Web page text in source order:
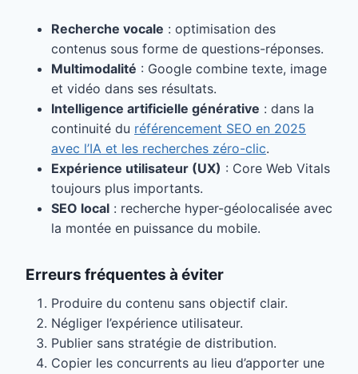
Recherche vocale : optimisation des
contenus sous forme de questions-réponses.
Multimodalité : Google combine texte, image
et vidéo dans ses résultats.
Intelligence artificielle générative : dans la
continuité du référencement SEO en 2025
avec l’IA et les recherches zéro-clic.
Expérience utilisateur (UX) : Core Web Vitals
toujours plus importants.
SEO local : recherche hyper-géolocalisée avec
la montée en puissance du mobile.
Erreurs fréquentes à éviter
Produire du contenu sans objectif clair.
Négliger l’expérience utilisateur.
Publier sans stratégie de distribution.
Copier les concurrents au lieu d’apporter une